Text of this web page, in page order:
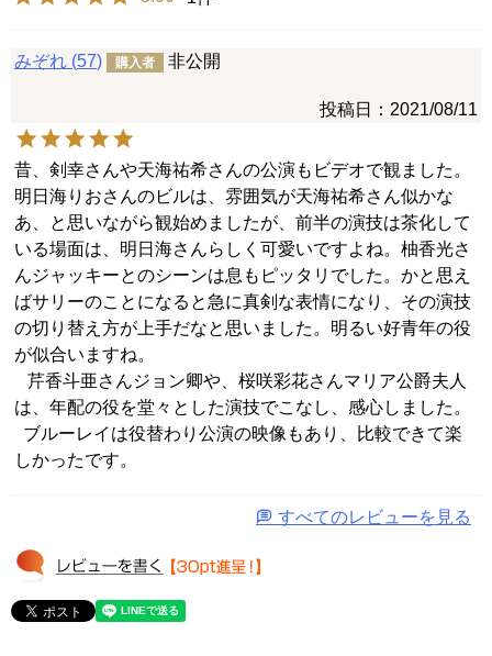
みぞれ 57 購入者 非公開
投稿日 2021/08/11
昔、剣幸さんや天海祐希さんの公演もビデオで観ました。
明日海りおさんのビルは、雰囲気が天海祐希さん似かな
あ、と思いながら観始めましたが、前半の演技は茶化して
いる場面は、明日海さんらしく可愛いですよね。柚香光さ
んジャッキーとのシーンは息もピッタリでした。かと思え
ばサリーのことになると急に真剣な表情になり、その演技
の切り替え方が上手だなと思いました。明るい好青年の役
が似合いますね。
は、年配の役を堂々とした演技でこなし、感心しました。
しかったです。
すべてのレビューを見る